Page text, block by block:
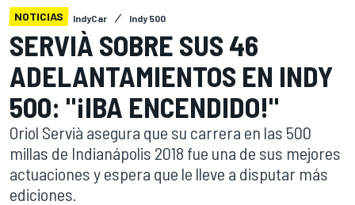
NOTICIAS IndyCar Indy 500
SERVIÀ SOBRE SUS 46
ADELANTAMIENTOS EN INDY
500: "¡IBA ENCENDIDO!"
Oriol Servià asegura que su carrera en las 500
millas de Indianápolis 2018 fue una de sus mejores
actuaciones y espera que le lleve a disputar más
ediciones.